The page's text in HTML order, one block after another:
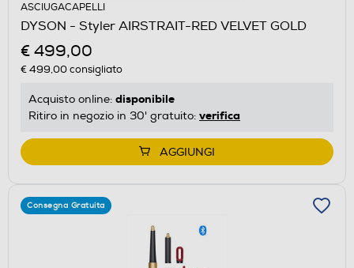
ASCIUGACAPELLI
DYSON - Styler AIRSTRAIT-RED VELVET GOLD
€ 499,00
€ 499,00consigliato
Acquisto online: disponibile
Ritiro in negozio in 30' gratuito: verifica
AGGIUNGI
Consegna Gratuita